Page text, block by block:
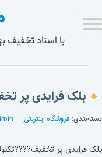
با استاد تخفیف
بلک فرایدی پر
دسته‌بندی: فروشگاه اینترنتی
بلک فرایدی پر